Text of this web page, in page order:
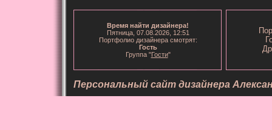
Время найти дизайнера!
Пятница, 07.08.2026, 12:51
Портфолио дизайнера смотрят:
Гость
Группа "Гости"
Персональный сайт дизайнера